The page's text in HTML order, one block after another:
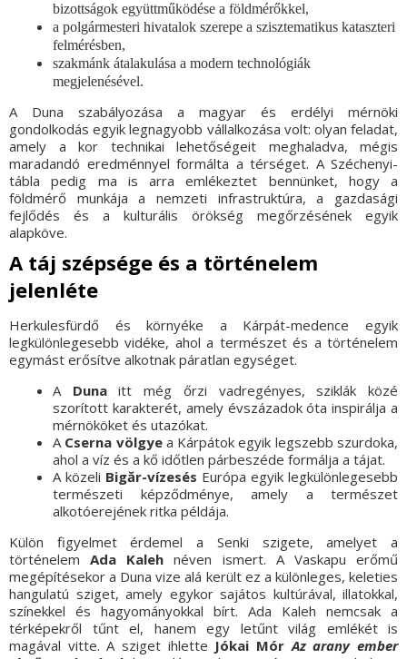
bizottságok együttműködése a földmérőkkel,
a polgármesteri hivatalok szerepe a szisztematikus kataszteri
felmérésben,
szakmánk átalakulása a modern technológiák
megjelenésével.
A Duna szabályozása a magyar és erdélyi mérnöki
gondolkodás egyik legnagyobb vállalkozása volt: olyan feladat,
amely a kor technikai lehetőségeit meghaladva, mégis
maradandó eredménnyel formálta a térséget. A Széchenyi-
tábla pedig ma is arra emlékeztet bennünket, hogy a
földmérő munkája a nemzeti infrastruktúra, a gazdasági
fejlődés és a kulturális örökség megőrzésének egyik
alapköve.
A táj szépsége és a történelem
jelenléte
Herkulesfürdő és környéke a Kárpát-medence egyik
legkülönlegesebb vidéke, ahol a természet és a történelem
egymást erősítve alkotnak páratlan egységet.
A Dunaitt még őrzi vadregényes, sziklák közé
szorított karakterét, amely évszázadok óta inspirálja a
mérnököket és utazókat.
A Cserna völgyea Kárpátok egyik legszebb szurdoka,
ahol a víz és a kő időtlen párbeszéde formálja a tájat.
A közeli Bigăr-vízesés Európa egyik legkülönlegesebb
természeti képződménye, amely a természet
alkotóerejének ritka példája.
Külön figyelmet érdemel a Senki szigete, amelyet a
történelemAda Kaleh néven ismert. A Vaskapu erőmű
megépítésekor a Duna vize alá került ez a különleges, keleties
hangulatú sziget, amely egykor sajátos kultúrával, illatokkal,
színekkel és hagyományokkal bírt. Ada Kaleh nemcsak a
térképekről tűnt el, hanem egy letűnt világ emlékét is
magával vitte. A sziget ihlette Jókai MórAz arany ember